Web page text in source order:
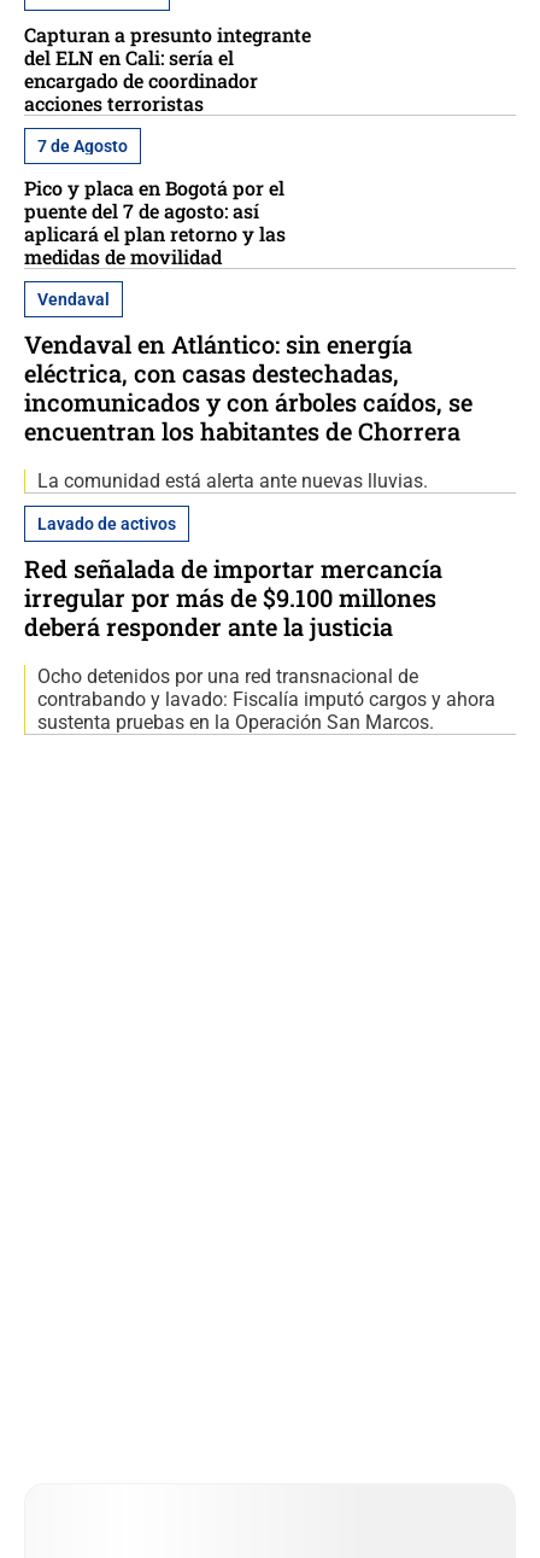
Capturan a presunto integrante
del ELN en Cali: sería el
encargado de coordinador
acciones terroristas
7 de Agosto
Pico y placa en Bogotá por el
puente del 7 de agosto: así
aplicará el plan retorno y las
medidas de movilidad
Vendaval
Vendaval en Atlántico: sin energía
eléctrica, con casas destechadas,
incomunicados y con árboles caídos, se
encuentran los habitantes de Chorrera
La comunidad está alerta ante nuevas lluvias.
Lavado de activos
Red señalada de importar mercancía
irregular por más de $9.100 millones
deberá responder ante la justicia
Ocho detenidos por una red transnacional de
contrabando y lavado: Fiscalía imputó cargos y ahora
sustenta pruebas en la Operación San Marcos.